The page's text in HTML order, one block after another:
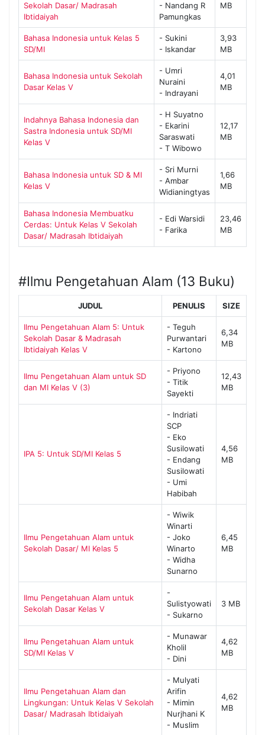
Sekolah Dasar/ Madrasah
Ibtidaiyah
- Nandang R
Pamungkas
MB
Bahasa Indonesia untuk Kelas 5
SD/MI
- Sukini
- Iskandar
3,93
MB
Bahasa Indonesia untuk Sekolah
Dasar Kelas V
- Umri
Nuraini
- Indrayani
4,01
MB
Indahnya Bahasa Indonesia dan
Sastra Indonesia untuk SD/MI
Kelas V
- H Suyatno
- Ekarini
Saraswati
- T Wibowo
12,17
MB
Bahasa Indonesia untuk SD & MI
Kelas V
- Sri Murni
- Ambar
Widianingtyas
1,66
MB
Bahasa Indonesia Membuatku
Cerdas: Untuk Kelas V Sekolah
Dasar/ Madrasah Ibtidaiyah
- Edi Warsidi
- Farika
23,46
MB
#Ilmu Pengetahuan Alam (13 Buku)
JUDUL PENULIS SIZE
Ilmu Pengetahuan Alam 5: Untuk
Sekolah Dasar & Madrasah
Ibtidaiyah Kelas V
- Teguh
Purwantari
- Kartono
6,34
MB
Ilmu Pengetahuan Alam untuk SD
dan MI Kelas V (3)
- Priyono
- Titik
Sayekti
12,43
MB
IPA 5: Untuk SD/MI Kelas 5
- Indriati
SCP
- Eko
Susilowati
- Endang
Susilowati
- Umi
Habibah
4,56
MB
Ilmu Pengetahuan Alam untuk
Sekolah Dasar/ MI Kelas 5
- Wiwik
Winarti
- Joko
Winarto
- Widha
Sunarno
6,45
MB
Ilmu Pengetahuan Alam untuk
Sekolah Dasar Kelas V
-
Sulistyowati
- Sukarno
3 MB
Ilmu Pengetahuan Alam untuk
SD/MI Kelas V
- Munawar
Kholil
- Dini
4,62
MB
Ilmu Pengetahuan Alam dan
Lingkungan: Untuk Kelas V Sekolah
Dasar/ Madrasah Ibtidaiyah
- Mulyati
Arifin
- Mimin
Nurjhani K
- Muslim
4,62
MB